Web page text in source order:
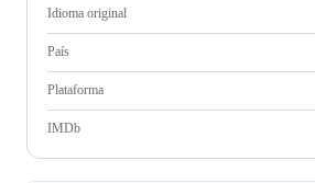
Idioma original
País
Plataforma
IMDb